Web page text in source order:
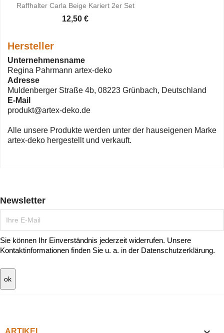
Raffhalter Carla Beige Kariert 2er Set
12,50 €
Hersteller
Unternehmensname
Regina Pahrmann artex-deko
Adresse
Muldenberger Straße 4b, 08223 Grünbach, Deutschland
E-Mail
produkt@artex-deko.de
Alle unsere Produkte werden unter der hauseigenen Marke
artex-deko hergestellt und verkauft.
Newsletter
Sie können Ihr Einverständnis jederzeit widerrufen. Unsere
Kontaktinformationen finden Sie u. a. in der Datenschutzerklärung.
ARTIKEL